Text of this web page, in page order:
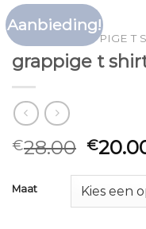
Aanbieding!
HOME GRAPPIGE T
grappige t
€28.00 €
Maat